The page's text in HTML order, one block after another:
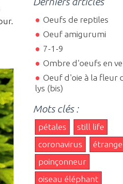
Oeufs de reptiles
Oeuf amigurumi
7-1-9
Ombre d'oeufs en
Oeuf d'oie à la fleur
lys (bis)
Mots clés :
pétales
still life
coronavirus
étrange
poinçonneur
oiseau éléphant